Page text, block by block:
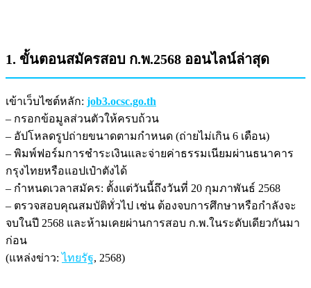
1. ขั้นตอนสมัครสอบ ก.พ.2568 ออนไลน์ล่าสุด
เข้าเว็บไซต์หลัก: job3.ocsc.go.th
– กรอกข้อมูลส่วนตัวให้ครบถ้วน
– อัปโหลดรูปถ่ายขนาดตามกำหนด (ถ่ายไม่เกิน 6 เดือน)
– พิมพ์ฟอร์มการชำระเงินและจ่ายค่าธรรมเนียมผ่านธนาคาร
กรุงไทยหรือแอปเป๋าตังได้
– กำหนดเวลาสมัคร: ตั้งแต่วันนี้ถึงวันที่ 20 กุมภาพันธ์ 2568
– ตรวจสอบคุณสมบัติทั่วไป เช่น ต้องจบการศึกษาหรือกำลังจะ
จบในปี 2568 และห้ามเคยผ่านการสอบ ก.พ.ในระดับเดียวกันมา
ก่อน
(แหล่งข่าว:ไทยรัฐ, 2568)